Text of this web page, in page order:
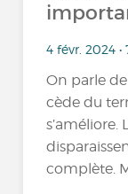
4 févr. 2024
On parle
cède du
s’améliore.
complète.